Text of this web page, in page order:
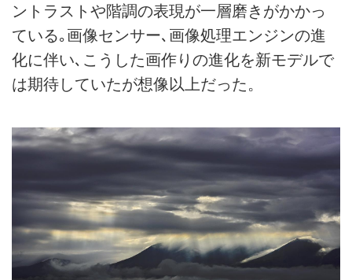
ントラストや階調の表現が一層磨きがかかっ
ている｡画像センサー､画像処理エンジンの進
化に伴い､こうした画作りの進化を新モデルで
は期待していたが想像以上だった。